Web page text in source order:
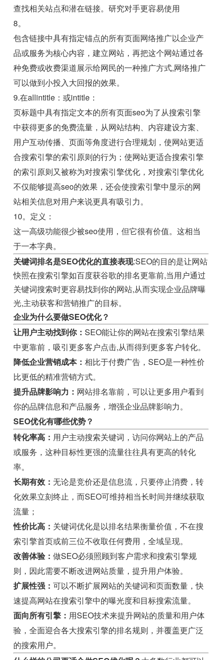
查找相关站点和潜在链接。研究对手更容易使用
8。
包含链接中具有指定锚点的所有页面网络推广以企业产
品或服务为核心内容，建立网站，再把这个网站通过各
种免费或收费渠道展示给网民的一种推广方式,网络推广
可以做到小投入大回报的效果。
9.在allintitle：或intitle：
页标题中具有指定文本的所有页面seo为了从搜索引擎
中获得更多的免费流量，从网站结构、内容建设方案、
用户互动传播、页面等角度进行合理规划，使网站更适
合搜索引擎的索引原则的行为；使网站更适合搜索引擎
的索引原则又被称为对搜索引擎优化，对搜索引擎优化
不仅能够提高seo的效果，还会使搜索引擎中显示的网
站相关信息对用户来说更具有吸引力。
10。定义：
这一高级功能很少被seo使用，但它很有价值。这相当
于一本字典。
关键词排名是SEO优化的直接表现:SEO的目的是让网站
快照在搜索引擎如百度获谷歌的排名更靠前,当用户通过
关键词搜索时更容易找到你的网站,从而实现企业品牌曝
光,主动获客和营销推广的目标。
企业为什么要做SEO优化？
让用户主动找到你：SEO能让你的网站在搜索引擎结果
中更靠前，吸引更多客户点击,从而得到更多客户转化。
降低企业营销成本：相比于付费广告，SEO是一种性价
比更低的精准营销方式。
提升品牌影响力： 网站排名靠前，可以让更多用户看到
你的品牌信息和产品服务，增强企业品牌影响力。
SEO优化有哪些优势？
转化率高： 用户主动搜索关键词，访问你网站上的产品
或服务，这种目标性更强的流量往往具有更高的转化
率。
长期有效：无论是竞价还是信息流，只要停止消费，转
化效果立刻终止，而SEO可维持相当长时间并继续获取
流量；
性价比高： 关键词优化是以排名结果衡量价值，不在搜
索引擎首页或前三位不收取任何费用，全域呈现。
改善体验：做SEO必须照顾到客户需求和搜索引擎规
则，因此需要不断改进网站质量，提升用户体验。
扩展性强：可以不断扩展网站的关键词和页面数量，快
速提高网站在搜索引擎中的曝光度和目标搜索流量。
面向所有引擎： 用SEO技术来提升网站的质量和用户体
验，全面迎合各大搜索引擎的排名规则，并覆盖更广泛
的搜索用户。